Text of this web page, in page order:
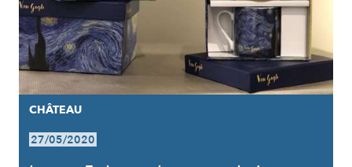
CHÂTEAU
27/05/2020